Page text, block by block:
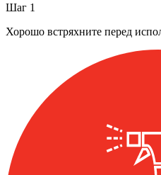
Шаг 1
Хорошо встряхните перед